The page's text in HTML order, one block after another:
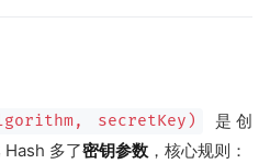
secretKey)
是创
多了密钥参数 ，核心规则：